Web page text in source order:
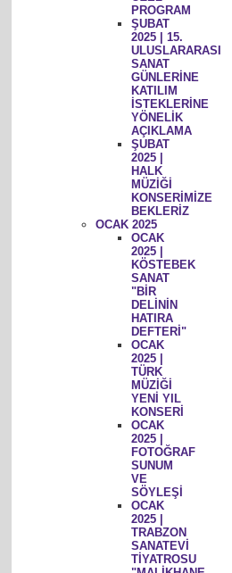
PROGRAM
ŞUBAT
2025 | 15.
ULUSLARARASI
SANAT
GÜNLERİNE
KATILIM
İSTEKLERİNE
YÖNELİK
AÇIKLAMA
ŞUBAT
2025 |
HALK
MÜZİĞİ
KONSERİMİZE
BEKLERİZ
OCAK 2025
OCAK
2025 |
KÖSTEBEK
SANAT
"BİR
DELİNİN
HATIRA
DEFTERİ"
OCAK
2025 |
TÜRK
MÜZİĞİ
YENİ YIL
KONSERİ
OCAK
2025 |
FOTOĞRAF
SUNUM
VE
SÖYLEŞİ
OCAK
2025 |
TRABZON
SANATEVİ
TİYATROSU